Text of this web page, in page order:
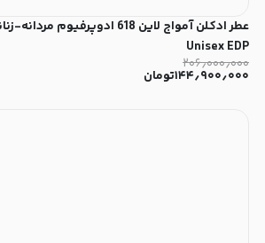
Unisex EDP
۲۰۶٫۰۰۰٫۰۰۰
۱۴۴٫۹۰۰٫۰۰۰تومان